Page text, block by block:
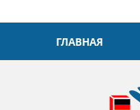
ГЛАВНАЯ